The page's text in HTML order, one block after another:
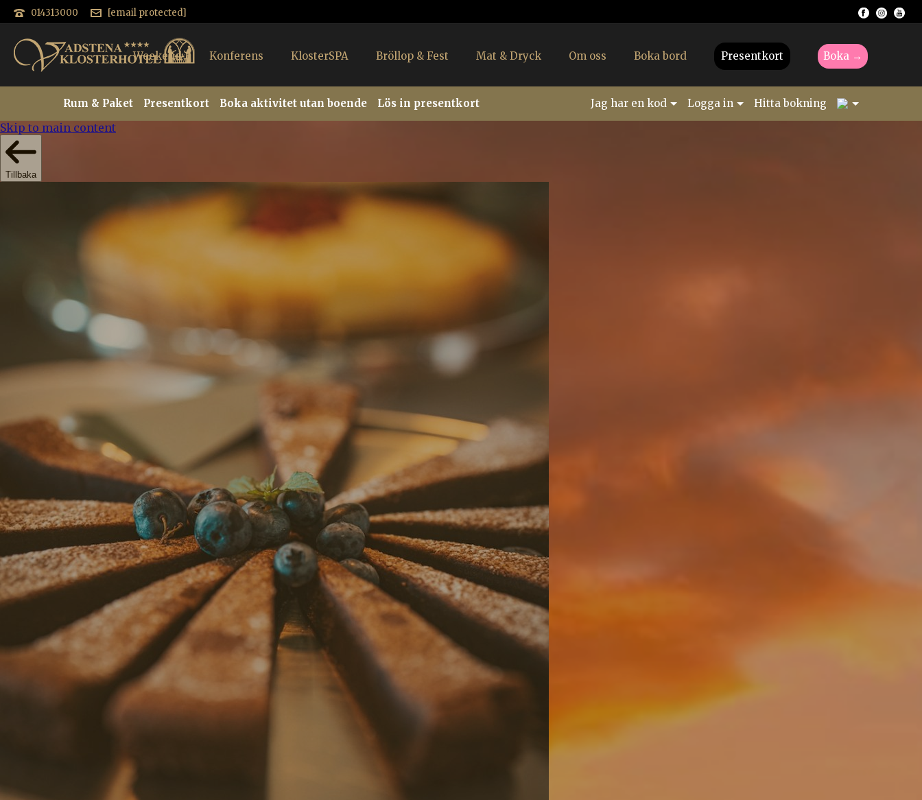
014313000 [email protected]
Weekend Konferens KlosterSPA Bröllop & Fest Mat & Dryck Om oss Boka bord Presentkort Boka →
Rum & Paket Presentkort Boka aktivitet utan boende Lös in presentkort Jag har en kod Logga in Hitta bokning
Skip to main content
Tillbaka